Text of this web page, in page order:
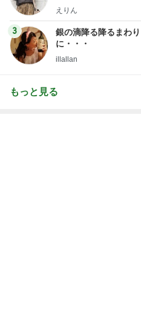
ファッションブログ
えりん
3
銀の滴降る降るまわり
に・・・
illallan
もっと見る